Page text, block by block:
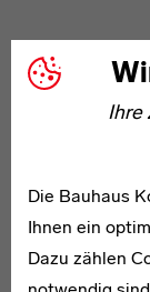
Ihre
Die Bauhaus
Ihnen ein
Dazu zählen